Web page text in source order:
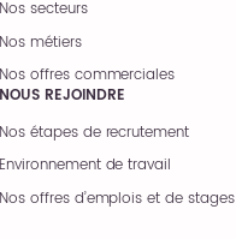
Nos secteurs
Nos métiers
Nos offres commerciales
NOUS REJOINDRE
Nos étapes de recrutement
Environnement de travail
Nos offres d’emplois et de stages